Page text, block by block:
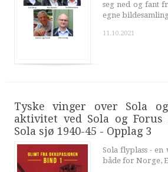
seg ned og fant
egne
11.10.2021
Tyske vinger over Sola
aktivitet ved Sola og Forus
Sola sjø 1940-45 - Opplag 3
Sola flyplass -
både for Norge,